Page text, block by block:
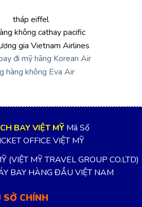
BAY VIỆT MỸ Mã Số
OFFICE VIỆT MỸ
(VIỆT MỸ TRAVEL GROUP CO.LTD)
BAY HÀNG ĐẦU VIỆT NAM
SỞ CHÍNH